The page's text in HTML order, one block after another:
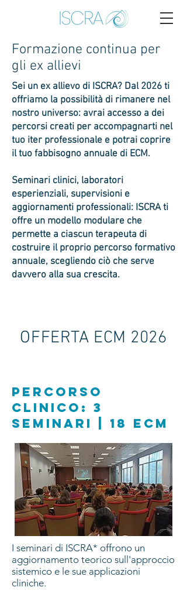
Formazione continua per
gli ex allievi
Sei un ex allievo di ISCRA? Dal 2026 ti
offriamo la possibilità di rimanere nel
nostro universo: avrai accesso a dei
percorsi creati per accompagnarti nel
tuo iter professionale e potrai coprire
il tuo fabbisogno annuale di ECM.
Seminari clinici, laboratori
esperienziali, supervisioni e
aggiornamenti professionali: ISCRA ti
offre un modello modulare che
permette a ciascun terapeuta di
costruire il proprio percorso formativo
annuale, scegliendo ciò che serve
davvero alla sua crescita.
OFFERTA ECM 2026
percorso
CLINICO: 3
seminari | 18 ECM
I seminari di ISCRA* offrono un
aggiornamento teorico sull'approccio
sistemico e le sue applicazioni
cliniche.